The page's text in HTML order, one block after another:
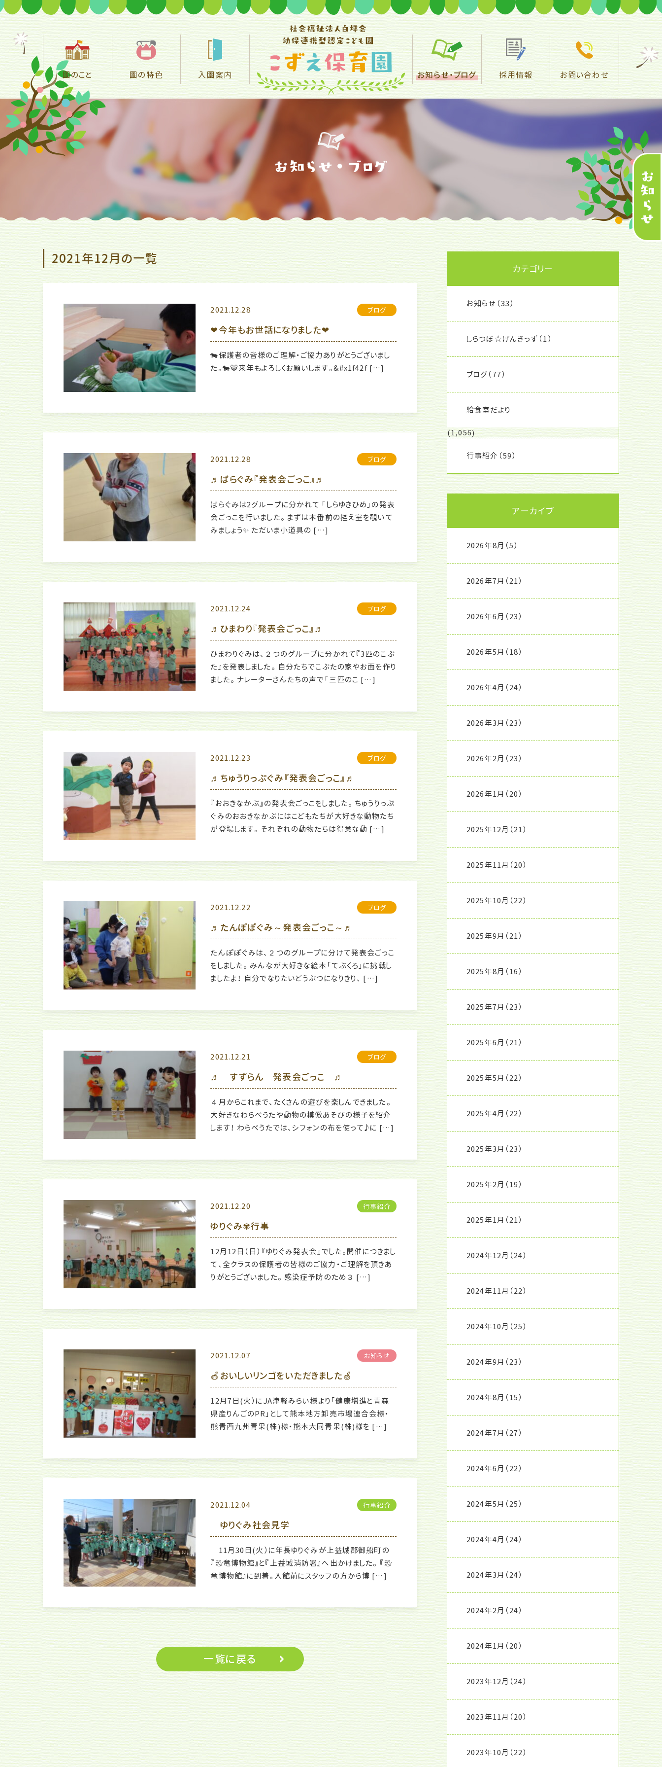
園のこと 園の特色 入園案内 お知らせ・ブログ 採用情報 お問い合わせ
2021年12月の一覧
2021.12.28 ブログ
❤今年もお世話になりました❤
🐄保護者の皆様のご理解・ご協力ありがとうございまし
た。🐄🐯来年もよろしくお願いします。&#x1f42f […]
2021.12.28 ブログ
♬ばらぐみ『発表会ごっこ』♬
ばらぐみは2グループに分かれて 「しらゆきひめ」の発表
会ごっこを行いました。 まずは本番前の控え室を覗いて
みましょう✨ ただいま小道具の […]
2021.12.24 ブログ
♬ひまわり『発表会ごっこ』♬
ひまわりぐみは、２つのグループに分かれて『3匹のこぶ
た』を発表しました。 自分たちでこぶたの家やお面を作り
ました。 ナレーターさんたちの声で「三匹のこ […]
2021.12.23 ブログ
♬ちゅうりっぷぐみ『発表会ごっこ』♬
『おおきなかぶ』の発表会ごっこをしました。 ちゅうりっぷ
ぐみのおおきなかぶにはこどもたちが大好きな動物たち
が登場します。 それぞれの動物たちは得意な動 […]
2021.12.22 ブログ
♬たんぽぽぐみ～発表会ごっこ～♬
たんぽぽぐみは、２つのグループに分けて発表会ごっこ
をしました。 みんなが大好きな絵本「てぶくろ」に挑戦し
ましたよ！ 自分でなりたいどうぶつになりきり、 […]
2021.12.21 ブログ
♬ すずらん 発表会ごっこ ♬
４月からこれまで、たくさんの遊びを楽しんできました。
大好きなわらべうたや動物の模倣あそびの様子を紹介
します！ わらべうたでは、シフォンの布を使って♪に […]
2021.12.20 行事紹介
ゆりぐみ✾行事
12月12日（日）『ゆりぐみ発表会』でした。開催につきまし
て、全クラスの保護者の皆様のご協力・ご理解を頂きあ
りがとうございました。 感染症予防のため３ […]
2021.12.07 お知らせ
🍎おいしいリンゴをいただきました🍏
12月7日(火）にＪA津軽みらい様より「健康増進と青森
県産りんごのPR」として熊本地方卸売市場連合会様・
熊青西九州青果(株)様・熊本大同青果(株)様を […]
2021.12.04 行事紹介
ゆりぐみ社会見学
11月30日(火）に年長ゆりぐみが上益城郡御船町の
『恐竜博物館』と『上益城消防署』へ出かけました。 『恐
竜博物館』に到着。入館前にスタッフの方から博 […]
一覧に戻る
カテゴリー
お知らせ （33）
しらつぼ☆げんきっず （1）
ブログ（77）
給食室だより
(1,056)
行事紹介 （59）
アーカイブ
2026年8月 （5）
2026年7月 （21）
2026年6月 （23）
2026年5月 （18）
2026年4月 （24）
2026年3月 （23）
2026年2月 （23）
2026年1月 （20）
2025年12月 （21）
2025年11月 （20）
2025年10月 （22）
2025年9月 （21）
2025年8月 （16）
2025年7月 （23）
2025年6月 （21）
2025年5月 （22）
2025年4月 （22）
2025年3月 （23）
2025年2月 （19）
2025年1月 （21）
2024年12月 （24）
2024年11月 （22）
2024年10月 （25）
2024年9月 （23）
2024年8月 （15）
2024年7月 （27）
2024年6月 （22）
2024年5月 （25）
2024年4月 （24）
2024年3月 （24）
2024年2月 （24）
2024年1月 （20）
2023年12月 （24）
2023年11月 （20）
2023年10月 （22）